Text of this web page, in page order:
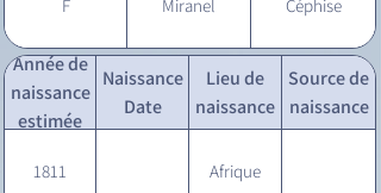
F Miranel Céphise
Année de
naissance
estimée
Naissance
Date
Lieu de
naissance
Source de
naissance
1811 Afrique